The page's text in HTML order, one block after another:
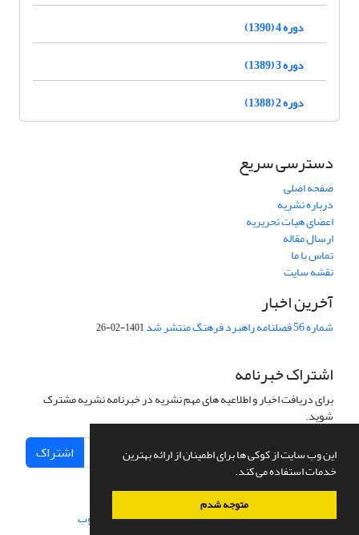
این وب سایت از کوکی ها برای اطمینان از ارائه بهترین
خدمات استفاده می کند.
متوجه شدم
دوره 4 (1390)
دوره 3 (1389)
دوره 2 (1388)
دسترسی سریع
صفحه اصلی
درباره نشریه
اعضای هیات تحریریه
ارسال مقاله
تماس با ما
نقشه سایت
آخرین اخبار
شماره 56 فصلنامه راهبرد فرهنگ منتشر شد 1401-02-26
اشتراک خبرنامه
برای دریافت اخبار و اطلاعیه های مهم نشریه در خبرنامه نشریه مشترک
شوید.
اشتراک
سامانه مدیریت نشریات علمی.طراحی و پیاده سازی از سیناوب